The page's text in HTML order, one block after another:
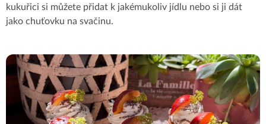
kukuřici si můžete přidat k jakémukoliv jídlu nebo si ji dát
jako chuťovku na svačinu.